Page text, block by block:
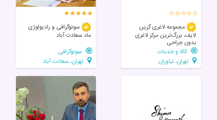
مجموعه لاغری گرین
لایف، بزرگ‌ترین مرکز لاغری
بدون جراحی
کالا و خدمات
تهران، نیاوران
سونوگرافی و رادیولوژی
ماد سعادت آباد
سونوگرافی
تهران، سعادت آباد